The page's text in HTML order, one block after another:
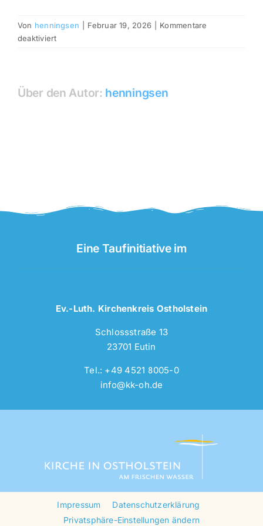
Von henningsen Februar 19, 2026
Kommentare
deaktiviertfür
Über den Autor: henningsen
Eine Taufinitiative im
Ev.-Luth. Kirchenkreis Ostholstein
Schlossstraße 13
23701 Eutin
Tel.: +49 4521 8005-0
info@kk-oh.de
Impressum
Datenschutzerklärung
Privatsphäre-Einstellungen ändern